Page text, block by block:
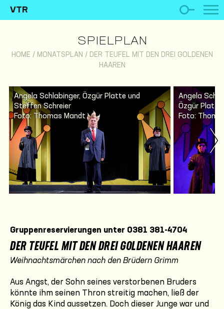
VTR
SPIELPLAN
HOME / MONATSPLAN / DER TEUFEL MIT DEN DREI GOLDENEN
HAAREN
Angela Schlabinger, Özgür Platte und
Steffen Schreier
Foto: Thomas Mandt
Angela
Özgür Platte
Foto:
Gruppenreservierungen unter 0381 381-4704
DER TEUFEL MIT DEN DREI GOLDENEN HAAREN
Weihnachtsmärchen nach den Brüdern Grimm
Aus Angst, der Sohn seines verstorbenen Bruders
könnte ihm seinen Thron streitig machen, ließ der
König das Kind aussetzen. Doch dieser Junge war und